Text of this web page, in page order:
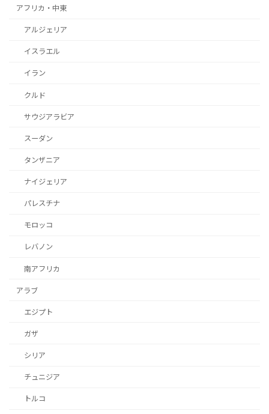
アフリカ・中東
アルジェリア
イスラエル
イラン
クルド
サウジアラビア
スーダン
タンザニア
ナイジェリア
パレスチナ
モロッコ
レバノン
南アフリカ
アラブ
エジプト
ガザ
シリア
チュニジア
トルコ